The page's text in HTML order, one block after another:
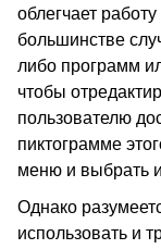
облегчает
большинстве
либо программ
чтобы
пользователю
пиктограмме
меню и выбрать
Однако
использовать и